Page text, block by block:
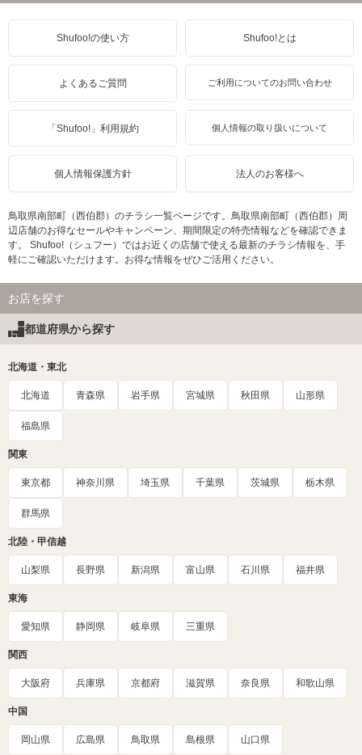
Shufoo!の使い方 Shufoo!とは
よくあるご質問 ご利用についてのお問い合わせ
「Shufoo!」利用規約 個人情報の取り扱いについて
個人情報保護方針 法人のお客様へ
鳥取県南部町（西伯郡）のチラシ一覧ページです。鳥取県南部町（西伯郡）周
辺店舗のお得なセールやキャンペーン、期間限定の特売情報などを確認できま
す。 Shufoo!（シュフー）ではお近くの店舗で使える最新のチラシ情報を、手
軽にご確認いただけます。お得な情報をぜひご活用ください。
お店を探す
都道府県から探す
北海道・東北
北海道 青森県 岩手県 宮城県 秋田県 山形県
福島県
関東
東京都 神奈川県 埼玉県 千葉県 茨城県 栃木県
群馬県
北陸・甲信越
山梨県 長野県 新潟県 富山県 石川県 福井県
東海
愛知県 静岡県 岐阜県 三重県
関西
大阪府 兵庫県 京都府 滋賀県 奈良県 和歌山県
中国
岡山県 広島県 鳥取県 島根県 山口県